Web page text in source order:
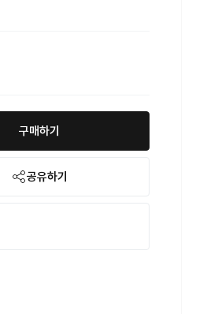
구매하기
공유하기